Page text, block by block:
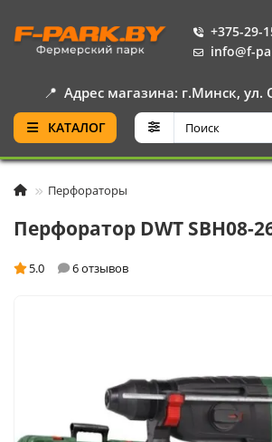
+375-29-
info@f-
📍 Адрес магазина: г.Минск, ул.
КАТАЛОГ
Перфораторы
Перфоратор DWT SBH08-
5.0 6 отзывов